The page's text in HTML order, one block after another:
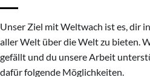
Unser Ziel mit Weltwach ist es, dir
aller Welt über die Welt zu bieten.
gefällt und du unsere Arbeit
dafür folgende Möglichkeiten.